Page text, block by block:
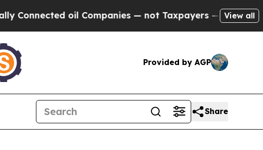
oil Companies — not Taxpayers — the Chance to Cash
View all
Provided by AGP
Share